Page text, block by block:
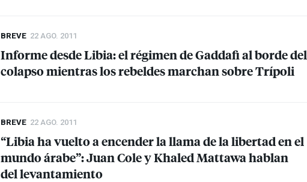
BREVE 22 AGO. 2011
Informe desde Libia: el régimen de Gaddafi al borde del
colapso mientras los rebeldes marchan sobre Trípoli
BREVE 22 AGO. 2011
“Libia ha vuelto a encender la llama de la libertad en el
mundo árabe”: Juan Cole y Khaled Mattawa hablan
del levantamiento